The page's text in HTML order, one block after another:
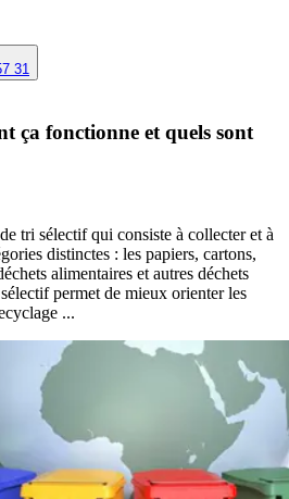
31
ça fonctionne et quels sont
tri sélectif qui consiste à collecter et à
distinctes : les papiers, cartons,
alimentaires et autres déchets
permet de mieux orienter les
...